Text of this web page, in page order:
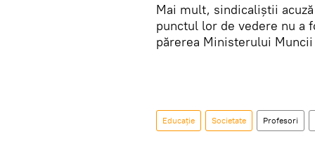
Mai mult, sindicaliștii
punctul lor de vedere nu a
părerea Ministerului
Educație Societate Profesori